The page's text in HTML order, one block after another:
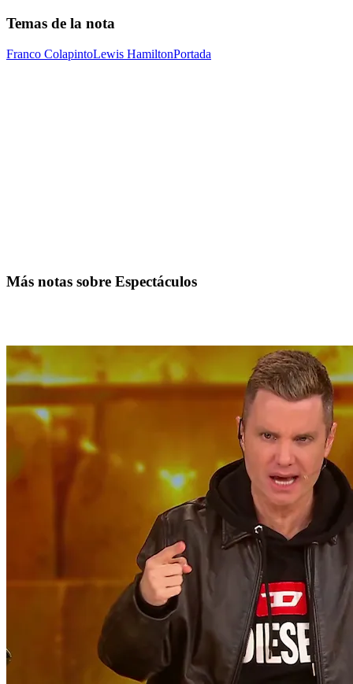
Temas de la nota
Franco ColapintoLewis HamiltonPortada
Más notas sobre Espectáculos